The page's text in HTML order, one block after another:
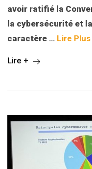
avoir ratifié la
la cybersécurité et
caractère … Lire Plus
Lire +